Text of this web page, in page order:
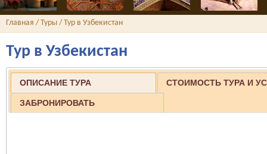
Главная / Туры / Тур в Узбекистан
Тур в Узбекистан
ОПИСАНИЕ ТУРА СТОИМОСТЬ ТУРА И
ЗАБРОНИРОВАТЬ